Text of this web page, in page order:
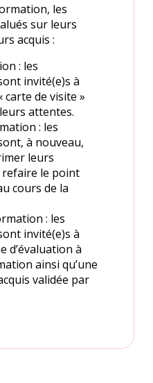
les
sur leurs
acquis :
: les
invité(e)s à
de visite »
attentes.
: les
à nouveau,
leurs
le point
cours de la
: les
invité(e)s à
d’évaluation à
ainsi qu’une
validée par